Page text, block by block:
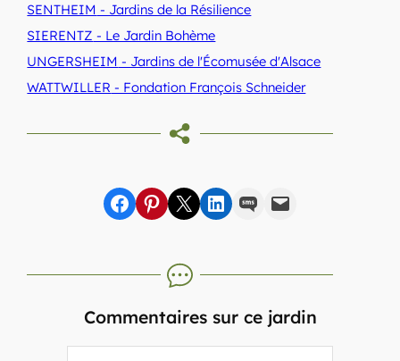
SENTHEIM - Jardins de la Résilience
SIERENTZ - Le Jardin Bohème
UNGERSHEIM - Jardins de l'Écomusée d'Alsace
WATTWILLER - Fondation François Schneider
Share on Facebook
sur Pinterest
sur X sur LinkedIn
par SMSpar e-mail
Commentaires sur ce jardin